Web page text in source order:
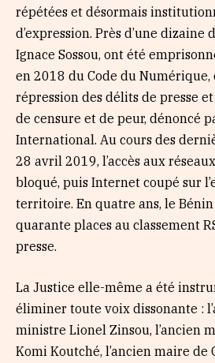
répétées et désormais
d’expression. Près d’une
Ignace Sossou, ont été
en 2018 du Code du Numérique,
répression des délits de presse
de censure et de peur, dénoncé
International. Au cours des
28 avril 2019, l’accès aux
bloqué, puis Internet coupé sur
territoire. En quatre ans, le
quarante places au classement
presse.
La Justice elle-même a été
éliminer toute voix dissonante :
ministre Lionel Zinsou, l’ancien
Komi Koutché, l’ancien maire de